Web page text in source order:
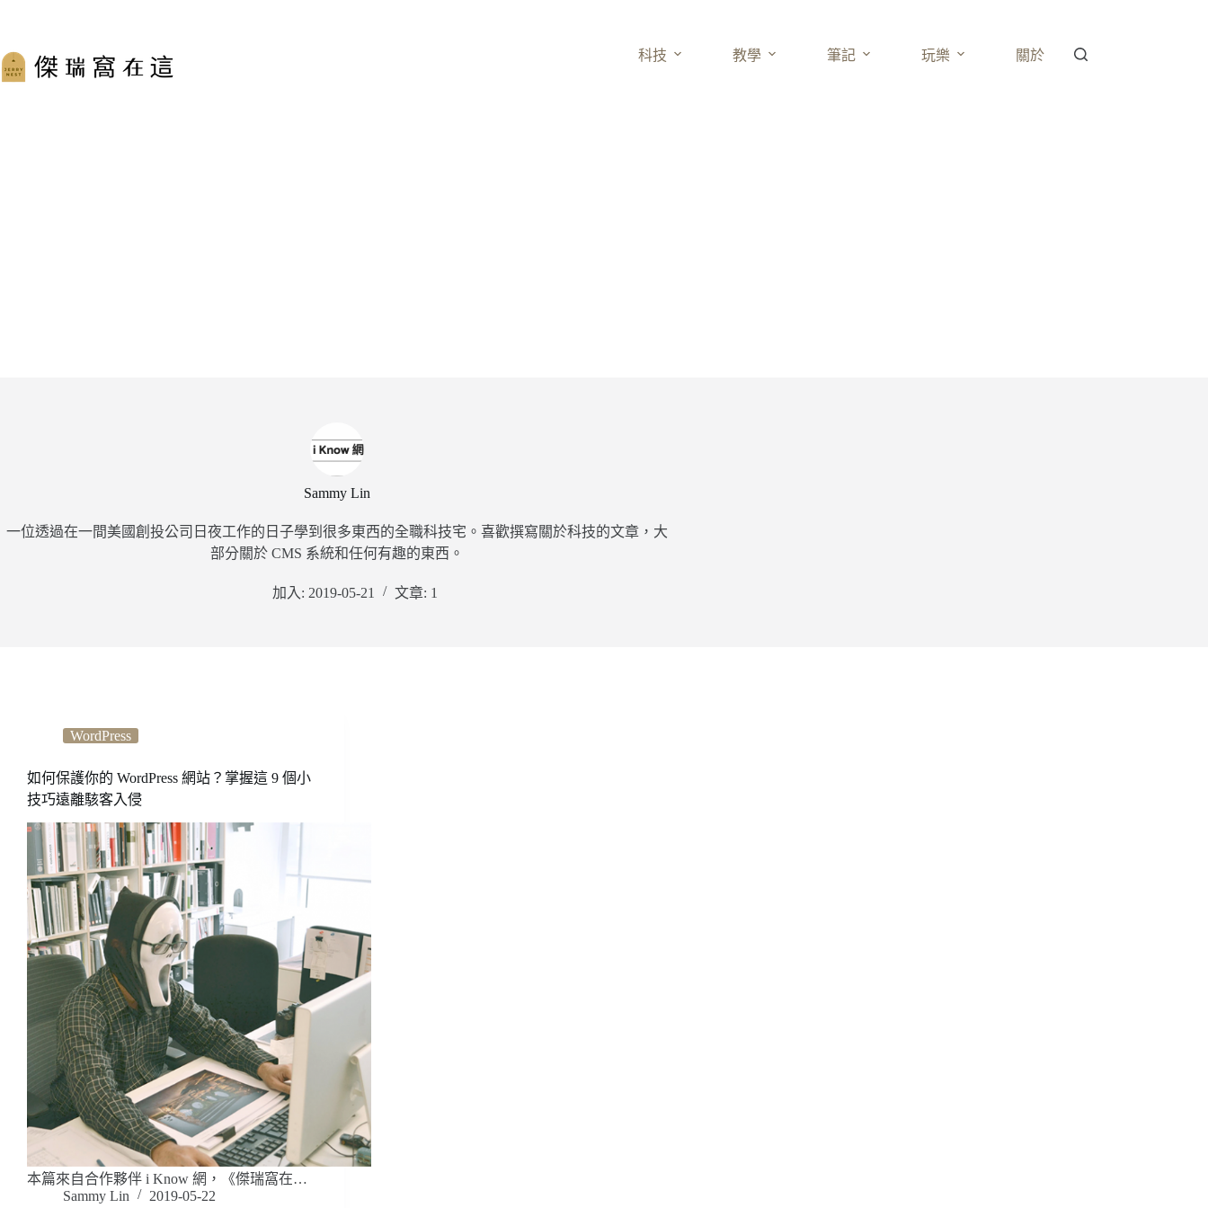
主
要
科技 教學 筆記 玩樂 關於
Sammy Lin
一位透過在一間美國創投公司日夜工作的日子學到很多東西的全職科技宅。喜歡撰寫關於科技的文章，大
部分關於 CMS 系統和任何有趣的東西。
加入: 2019-05-21 文章: 1
WordPress
如何保護你的 WordPress 網站？掌握這 9 個小
技巧遠離駭客入侵
本篇來自合作夥伴 i Know 網，《傑瑞窩在…
Sammy Lin
2019-05-22